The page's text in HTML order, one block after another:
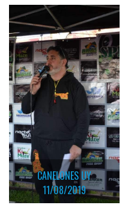
CANELONES UY
11/08/2019